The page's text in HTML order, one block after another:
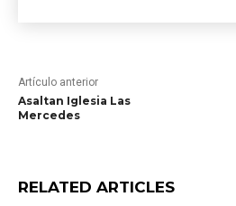
Artículo anterior
Asaltan Iglesia Las
Mercedes
RELATED ARTICLES